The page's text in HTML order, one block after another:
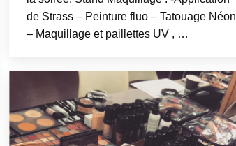
de Strass – Peinture fluo – Tatouage Néon
– Maquillage et paillettes UV , …